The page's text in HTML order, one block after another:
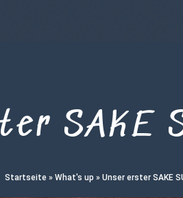
SAKE
Startseite » What's up » Unser erster SAKE